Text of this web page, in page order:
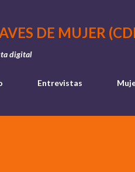
DE MUJER
digital
Entrevistas